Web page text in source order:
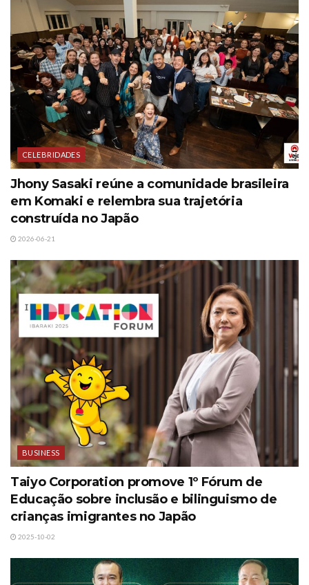
CELEBRIDADES
Jhony Sasaki reúne a comunidade brasileira
em Komaki e relembra sua trajetória
construída no Japão
2026-06-21
BUSINESS
Taiyo Corporation promove 1º Fórum de
Educação sobre inclusão e bilinguismo de
crianças imigrantes no Japão
2025-10-02